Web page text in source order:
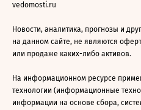
vedomosti.ru
Новости, аналитика, прогнозы и
на данном сайте, не являются
или продаже каких-либо активов.
На информационном ресурсе
технологии (информационные
информации на основе сбора,